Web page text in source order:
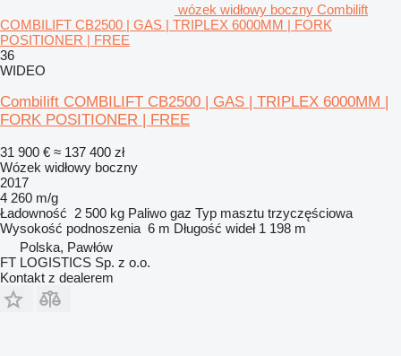
wózek widłowy boczny Combilift
COMBILIFT CB2500 | GAS | TRIPLEX 6000MM | FORK
POSITIONER | FREE
36
WIDEO
Combilift COMBILIFT CB2500 | GAS | TRIPLEX 6000MM |
FORK POSITIONER | FREE
31 900 € ≈ 137 400 zł
Wózek widłowy boczny
2017
4 260 m/g
Ładowność 2 500 kg Paliwo gaz Typ masztu trzyczęściowa
Wysokość podnoszenia 6 m Długość wideł 1 198 m
Polska, Pawłów
FT LOGISTICS Sp. z o.o.
Kontakt z dealerem